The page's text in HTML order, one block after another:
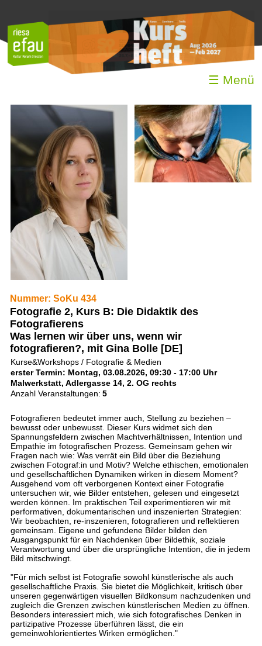
☰ Menü
Nummer: SoKu 434
Fotografie 2, Kurs B: Die Didaktik des
Fotografierens
Was lernen wir über uns, wenn wir
fotografieren?, mit Gina Bolle [DE]
Kurse&Workshops / Fotografie & Medien
erster Termin: Montag, 03.08.2026, 09:30 - 17:00 Uhr
Malwerkstatt, Adlergasse 14, 2. OG rechts
Anzahl Veranstaltungen: 5
Fotografieren bedeutet immer auch, Stellung zu beziehen –
bewusst oder unbewusst. Dieser Kurs widmet sich den
Spannungsfeldern zwischen Machtverhältnissen, Intention und
Empathie im fotografischen Prozess. Gemeinsam gehen wir
Fragen nach wie: Was verrät ein Bild über die Beziehung
zwischen Fotograf:in und Motiv? Welche ethischen, emotionalen
und gesellschaftlichen Dynamiken wirken in diesem Moment?
Ausgehend vom oft verborgenen Kontext einer Fotografie
untersuchen wir, wie Bilder entstehen, gelesen und eingesetzt
werden können. Im praktischen Teil experimentieren wir mit
performativen, dokumentarischen und inszenierten Strategien:
Wir beobachten, re-inszenieren, fotografieren und reflektieren
gemeinsam. Eigene und gefundene Bilder bilden den
Ausgangspunkt für ein Nachdenken über Bildethik, soziale
Verantwortung und über die ursprüngliche Intention, die in jedem
Bild mitschwingt.
"Für mich selbst ist Fotografie sowohl künstlerische als auch
gesellschaftliche Praxis. Sie bietet die Möglichkeit, kritisch über
unseren gegenwärtigen visuellen Bildkonsum nachzudenken und
zugleich die Grenzen zwischen künstlerischen Medien zu öffnen.
Besonders interessiert mich, wie sich fotografisches Denken in
partizipative Prozesse überführen lässt, die ein
gemeinwohlorientiertes Wirken ermöglichen."